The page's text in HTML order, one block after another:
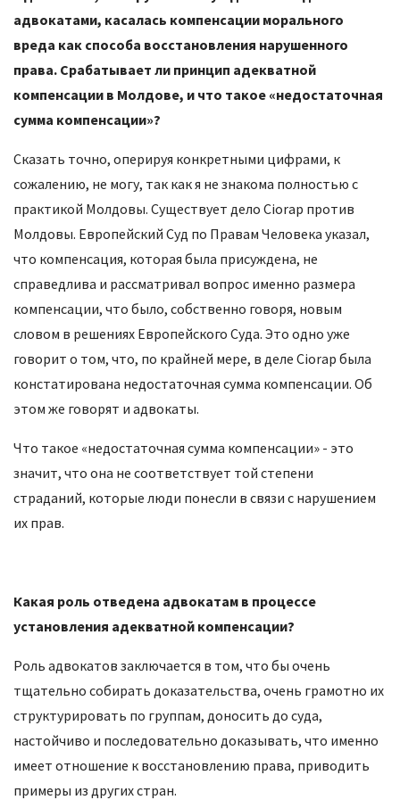
адвокатами, касалась компенсации морального
вреда как способа восстановления нарушенного
права. Срабатывает ли принцип адекватной
компенсации в Молдове, и что такое «недостаточная
сумма компенсации»?
Сказать точно, оперируя конкретными цифрами, к
сожалению, не могу, так как я не знакома полностью с
практикой Молдовы. Существует дело Ciorap против
Молдовы. Европейский Суд по Правам Человека указал,
что компенсация, которая была присуждена, не
справедлива и рассматривал вопрос именно размера
компенсации, что было, собственно говоря, новым
словом в решениях Европейского Суда. Это одно уже
говорит о том, что, по крайней мере, в деле Ciorap была
констатирована недостаточная сумма компенсации. Об
этом же говорят и адвокаты.
Что такое «недостаточная сумма компенсации» - это
значит, что она не соответствует той степени
страданий, которые люди понесли в связи с нарушением
их прав.
Какая роль отведена адвокатам в процессе
установления адекватной компенсации?
Роль адвокатов заключается в том, что бы очень
тщательно собирать доказательства, очень грамотно их
структурировать по группам, доносить до суда,
настойчиво и последовательно доказывать, что именно
имеет отношение к восстановлению права, приводить
примеры из других стран.